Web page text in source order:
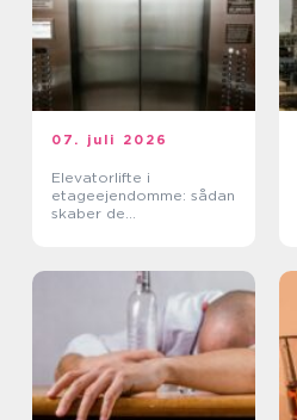
07. juli 2026
Elevatorlifte i
etageejendomme: sådan
skaber de